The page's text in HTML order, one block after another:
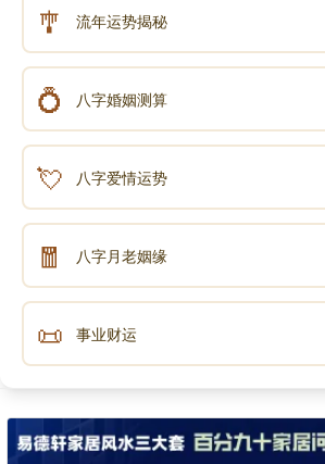
🎐 流年运势揭秘
💍 八字婚姻测算
💘 八字爱情运势
🧧 八字月老姻缘
📜 事业财运